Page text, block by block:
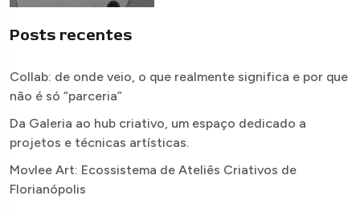
Posts recentes
Collab: de onde veio, o que realmente significa e por que
não é só “parceria”
Da Galeria ao hub criativo, um espaço dedicado a
projetos e técnicas artísticas.
Movlee Art: Ecossistema de Ateliês Criativos de
Florianópolis